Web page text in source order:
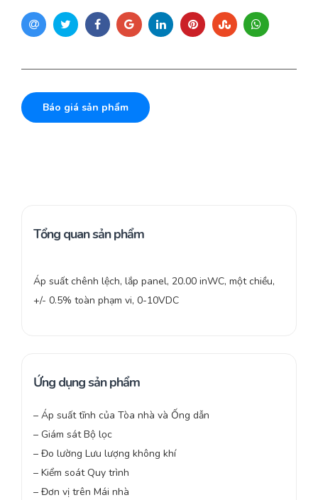
Báo giá sản phẩm
Tổng quan sản phẩm
Áp suất chênh lệch, lắp panel, 20.00 inWC, một chiều,
+/- 0.5% toàn phạm vi, 0-10VDC
Ứng dụng sản phẩm
– Áp suất tĩnh của Tòa nhà và Ống dẫn
– Giám sát Bộ lọc
– Đo lường Lưu lượng không khí
– Kiểm soát Quy trình
– Đơn vị trên Mái nhà